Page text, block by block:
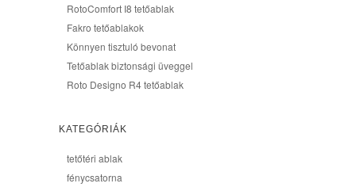
RotoComfort I8 tetőablak
Fakro tetőablakok
Könnyen tisztuló bevonat
Tetőablak biztonsági üveggel
Roto Designo R4 tetőablak
KATEGÓRIÁK
tetőtéri ablak
fénycsatorna